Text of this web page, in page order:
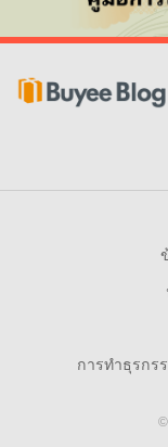
การทำธุรกร
©